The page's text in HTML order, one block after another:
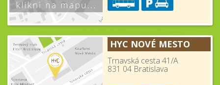
HYC NOVÉ MESTO
Trnavská cesta 41/A
831 04 Bratislava